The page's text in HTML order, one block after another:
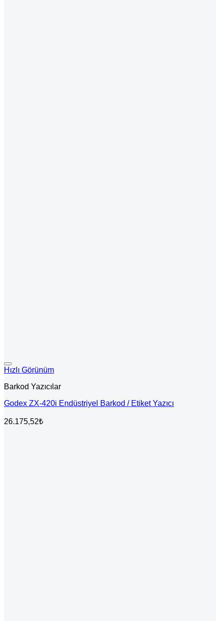
Hızlı Görünüm
Barkod Yazıcılar
Godex ZX-420i Endüstriyel Barkod / Etiket Yazıcı
26.175,52₺